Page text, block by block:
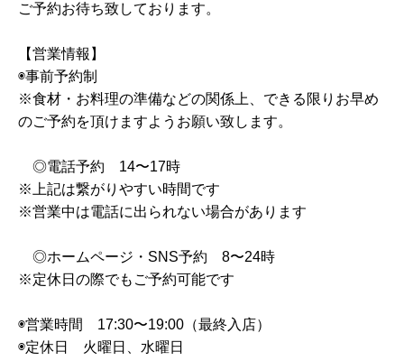
ご予約お待ち致しております。
【営業情報】
◉事前予約制
※食材・お料理の準備などの関係上、できる限りお早め
のご予約を頂けますようお願い致します。
◎電話予約 14〜17時
※上記は繋がりやすい時間です
※営業中は電話に出られない場合があります
◎ホームページ・SNS予約 8〜24時
※定休日の際でもご予約可能です
◉営業時間 17:30〜19:00（最終入店）
◉定休日 火曜日、水曜日